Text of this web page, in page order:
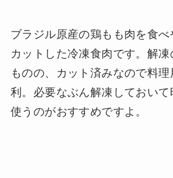
ブラジル原産の鶏もも肉を食べ
カットした冷凍食肉です。解
ものの、カット済みなので料
利。必要なぶん解凍しておいて
使うのがおすすめですよ。